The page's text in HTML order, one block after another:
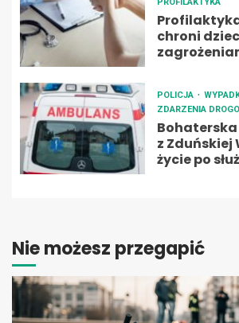
chroni
POLICJA
ZDARZENIA
z Zduńskiej
życie po
Nie możesz przegapić